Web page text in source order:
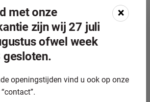
de diameter van de slijpschijf beperkt.
draaien met hogere omtreksnelheden
effectief te houden, maar de lagere
vraagt om een zorgvuldige instelling.
is uitwendig rondslijpen het meest
zitten aan de buitenkant. Inwendig
beeld bij de bijbehorende onderdelen,
met onze
zijn wij 27 juli
ofwel week
×
openingstijden vind u ook op onze